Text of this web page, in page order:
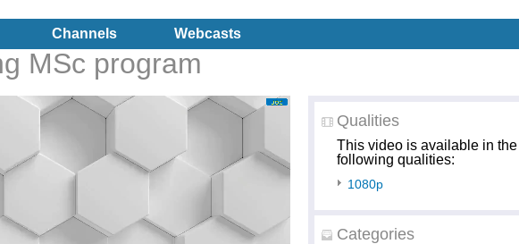
Channels Webcasts
MSc program
Qualities
This video is available in the
following qualities:
1080p
Categories